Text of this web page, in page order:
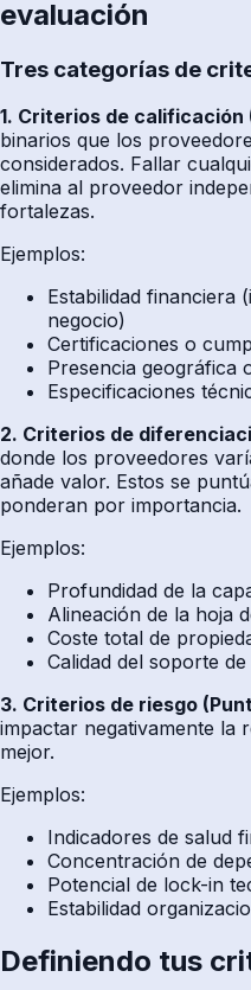
evaluación
Tres categorías de
1. Criterios de calificación
binarios que los
considerados. Fallar
elimina al proveedor
fortalezas.
Ejemplos:
Estabilidad financiera
negocio)
Certificaciones o
Presencia geográfica
Especificaciones
2. Criterios de
donde los proveedores
añade valor. Estos se
ponderan por importancia.
Ejemplos:
Profundidad de la
Alineación de la hoja
Coste total de
Calidad del soporte
3. Criterios de riesgo
impactar negativamente la
mejor.
Ejemplos:
Indicadores de salud
Concentración de
Potencial de lock-in
Estabilidad
Definiendo tus